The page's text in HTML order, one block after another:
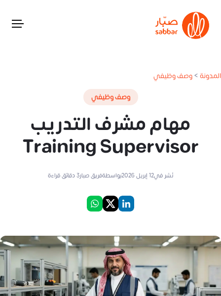
المدونة>وصف وظيفي
وصف وظيفي
مهام مشرف التدريب
Training Supervisor
نُشر في12 إبريل 2026 بواسطةفريق صبار3دقائق قراءة